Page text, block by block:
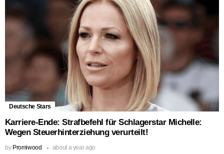
Deutsche Stars
Karriere-Ende: Strafbefehl für Schlagerstar Michelle:
Wegen Steuerhinterziehung verurteilt!
by Promiwood about a year ago